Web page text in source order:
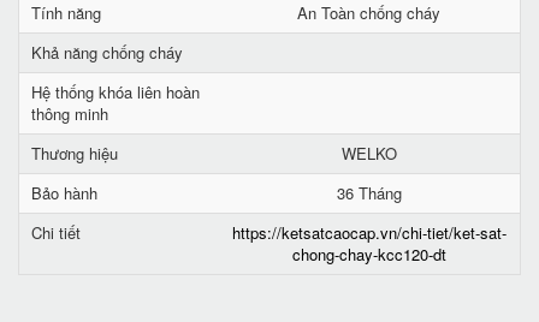
Tính năng
An Toàn chống cháy
Khả năng chống cháy
Hệ thống khóa liên hoàn
thông minh
Thương hiệu
WELKO
Bảo hành
36 Tháng
Chi tiết
https://ketsatcaocap.vn/chi-tiet/ket-sat-
chong-chay-kcc120-dt